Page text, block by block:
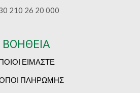
210 26 20 000
ΒΟΗΘΕΙΑ
ΕΙΜΑΣΤΕ
ΠΛΗΡΩΜΗΣ